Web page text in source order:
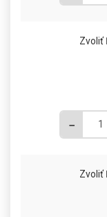
Zvoliť
−
Zvoliť